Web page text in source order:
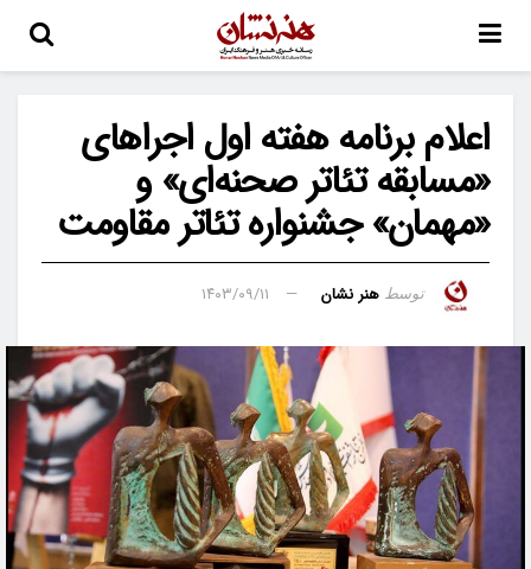
اعلام برنامه هفته اول اجراهای
«مسابقه تئاتر صحنه‌ای» و
«مهمان» جشنواره تئاتر مقاومت
توسط هنر نشان ۱۴۰۳/۰۹/۱۱